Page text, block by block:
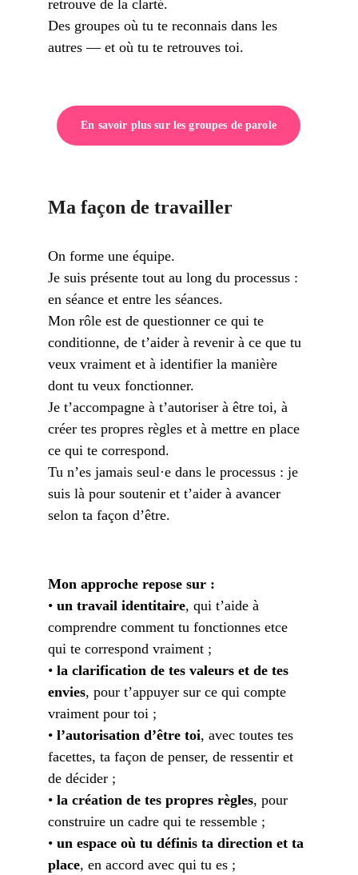
retrouve de la clarté.
Des groupes où tu te reconnais dans les
autres — et où tu te retrouves toi.
En savoir plus sur les groupes de parole
Ma façon de travailler
On forme une équipe.
Je suis présente tout au long du processus :
en séance et entre les séances.
Mon rôle est de questionner ce qui te
conditionne, de t’aider à revenir à ce que tu
veux vraiment et à identifier la manière
dont tu veux fonctionner.
Je t’accompagne à t’autoriser à être toi, à
créer tes propres règles et à mettre en place
ce qui te correspond.
Tu n’es jamais seul·e dans le processus : je
suis là pour soutenir et t’aider à avancer
selon ta façon d’être.
Mon approche repose sur :
• un travail identitaire, qui t’aide à
comprendre comment tu fonctionnes etce
qui te correspond vraiment ;
• la clarification de tes valeurs et de tes
envies, pour t’appuyer sur ce qui compte
vraiment pour toi ;
• l’autorisation d’être toi, avec toutes tes
facettes, ta façon de penser, de ressentir et
de décider ;
• la création de tes propres règles, pour
construire un cadre qui te ressemble ;
• un espace où tu définis ta direction et ta
place, en accord avec qui tu es ;